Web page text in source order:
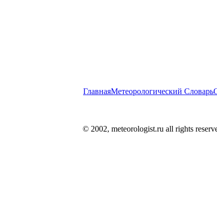
ГлавнаяМетеорологический Словарь
© 2002, meteorologist.ru all rights